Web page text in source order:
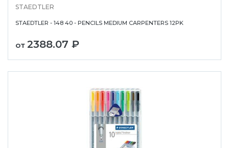
STAEDTLER
STAEDTLER - 148 40 - PENCILS MEDIUM CARPENTERS 12PK
от 2388.07 ₽